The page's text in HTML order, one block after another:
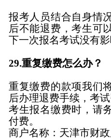
报考人员结合自身情
后不能退费，考生可
下一次报名考试没有影
29.重复缴费怎么办？
重复缴费的款项我们
后办理退费手续，考
考生报名缴费时，请
付费。
商户名称：天津市财